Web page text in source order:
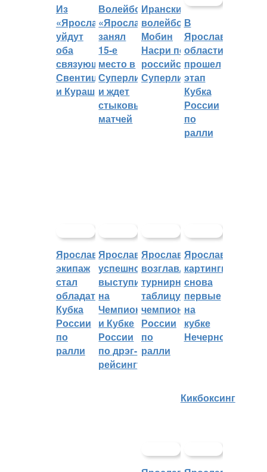
Из
«Ярославича»
уйдут
оба
связующих:
Свентицкис
и Кураш
Волейбольный
«Ярославич»
занял
15-е
место в
Суперлиге
и ждет
стыковых
матчей
Иранский
волейболист
Мобин
Насри покинет
российскую
Суперлигу
В
Ярославской
области
прошел
этап
Кубка
России
по
ралли
Ярославский
экипаж
стал
обладателем
Кубка
России
по
ралли
Ярославцы
успешно
выступили
на
Чемпионате
и Кубке
России
по дрэг-
рейсингу
Ярославцы
возглавляют
турнирную
таблицу
чемпионата
России
по
ралли
Ярославские
картингисты
снова
первые
на
кубке
Нечерноземья
Кикбоксинг